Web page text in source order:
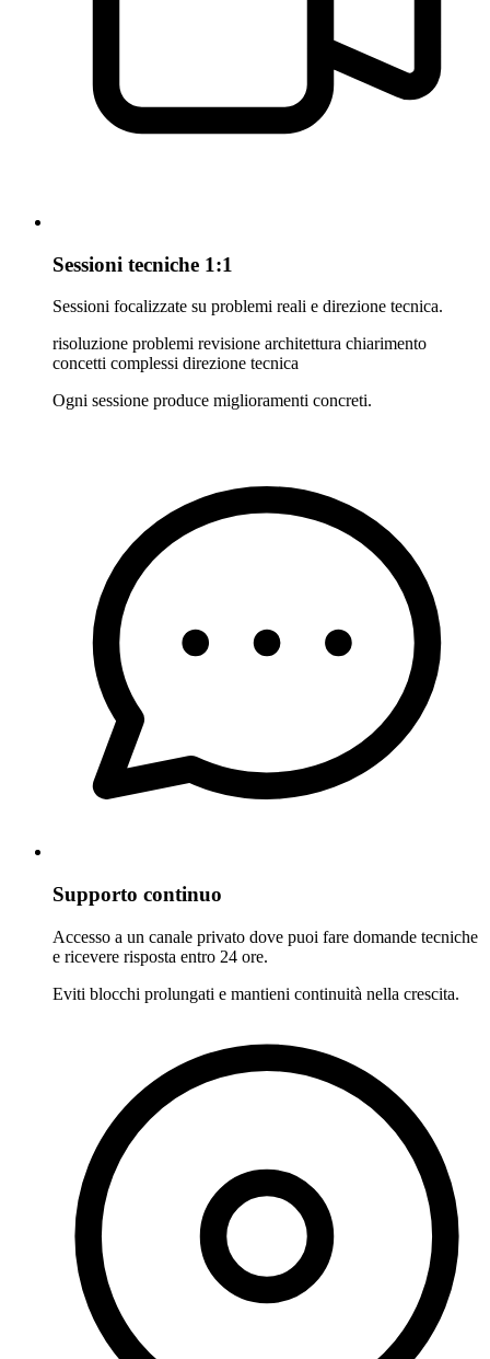
Sessioni tecniche 1:1
Sessioni focalizzate su problemi reali e direzione tecnica.
risoluzione problemi revisione architettura chiarimento
concetti complessi direzione tecnica
Ogni sessione produce miglioramenti concreti.
Supporto continuo
Accesso a un canale privato dove puoi fare domande tecniche
e ricevere risposta entro 24 ore.
Eviti blocchi prolungati e mantieni continuità nella crescita.